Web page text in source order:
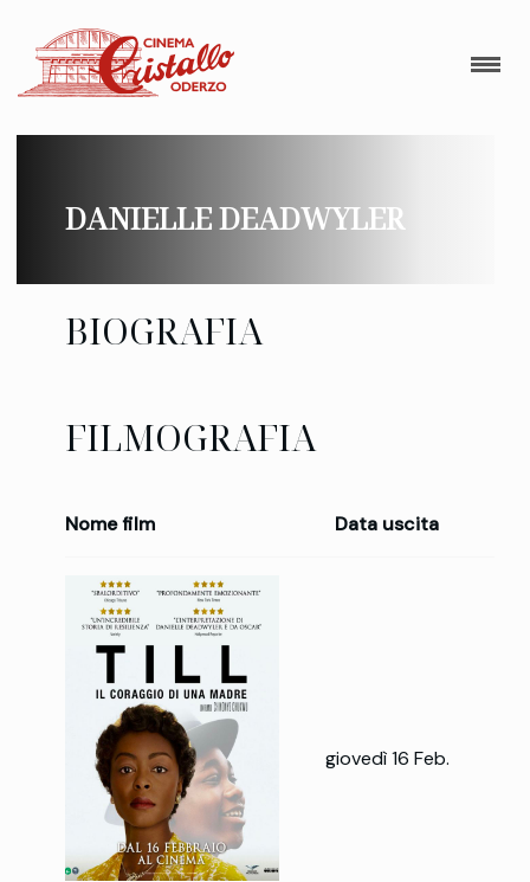
DANIELLE DEADWYLER
BIOGRAFIA
FILMOGRAFIA
Nome film Data uscita
giovedì 16 Feb.